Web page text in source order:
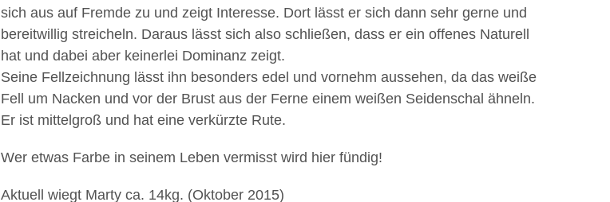
sich aus auf Fremde zu und zeigt Interesse. Dort lässt er sich dann sehr gerne und
bereitwillig streicheln. Daraus lässt sich also schließen, dass er ein offenes Naturell
hat und dabei aber keinerlei Dominanz zeigt.
Seine Fellzeichnung lässt ihn besonders edel und vornehm aussehen, da das weiße
Fell um Nacken und vor der Brust aus der Ferne einem weißen Seidenschal ähneln.
Er ist mittelgroß und hat eine verkürzte Rute.
Wer etwas Farbe in seinem Leben vermisst wird hier fündig!
Aktuell wiegt Marty ca. 14kg. (Oktober 2015)